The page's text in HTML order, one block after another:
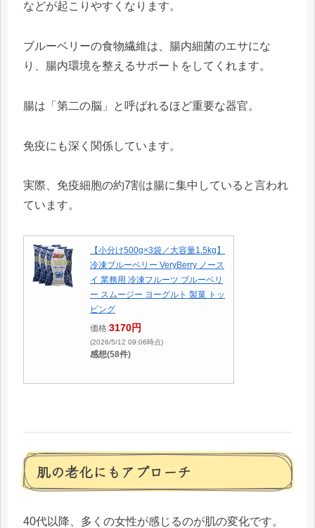
などが起こりやすくなります。
ブルーベリーの食物繊維は、腸内細菌のエサにな
り、腸内環境を整えるサポートをしてくれます。
腸は「第二の脳」と呼ばれるほど重要な器官。
免疫にも深く関係しています。
実際、免疫細胞の約7割は腸に集中していると言われ
ています。
【小分け500g×3袋／大容量1.5kg】
冷凍ブルーベリー VeryBerry ノース
イ 業務用 冷凍フルーツ ブルーベリ
ー スムージー ヨーグルト 製菓 トッ
ピング
価格:3170円
(2026/5/12 09:06時点)
感想(58件)
肌の老化にもアプローチ
40代以降、多くの女性が感じるのが肌の変化です。